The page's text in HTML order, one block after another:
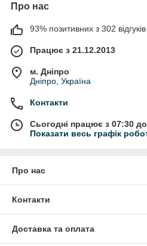
Про нас
93% позитивних з 302 відгуків
Працює з 21.12.2013
м. Дніпро
Дніпро, Україна
Контакти
Сьогодні працює з 07:30
Показати весь графік
Про нас
Контакти
Доставка та оплата